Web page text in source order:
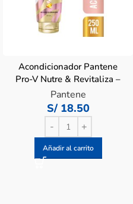
Acondicionador Pantene
Pro-V Nutre & Revitaliza –
Tubo 250 ML
Pantene
S/18.50
Añadir al carrito